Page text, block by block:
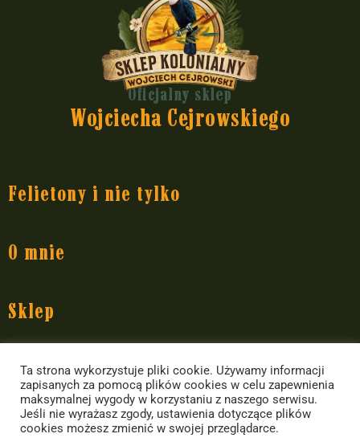
Oficjalny sklep
Wojciecha Cejrowskiego
Felietony i nie tylko
Dziennik polityczny
O mnie
Przedsięwzięcia
Książki Wojciecha Cejrowskiego
Dla mediów
Kontakt
Sklep
Akcesoria do yerby i inne
Jedzenie i picie
Koszule i koszulki
Informacje
Kontakt ze sklepem
Ta strona wykorzystuje pliki cookie. Używamy informacji
zapisanych za pomocą plików cookies w celu zapewnienia
maksymalnej wygody w korzystaniu z naszego serwisu.
Jeśli nie wyrażasz zgody, ustawienia dotyczące plików
cookies możesz zmienić w swojej przeglądarce.